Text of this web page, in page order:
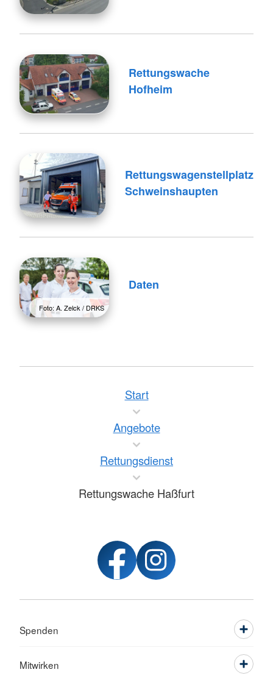
Rettungswache
Hofheim
Rettungswagenstellplatz
Schweinshaupten
Foto: A. Zelck / DRKS
Daten
Start
Angebote
Rettungsdienst
Rettungswache Haßfurt
Spenden
Mitwirken